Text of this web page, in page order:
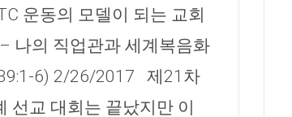
운동의 모델이 되는 교회
나의 직업관과 세계복음화
6) 2/26/2017 제21차
선교 대회는 끝났지만 이